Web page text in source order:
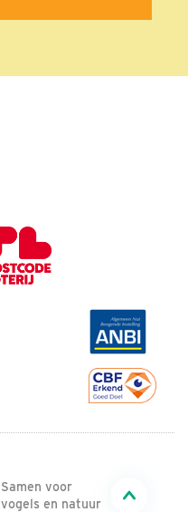
Samen voor
vogels en natuur